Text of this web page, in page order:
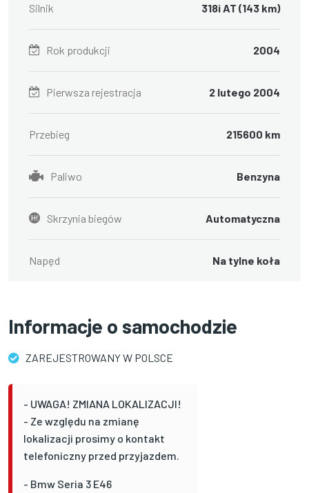
Silnik 318i AT (143 km)
Rok produkcji 2004
Pierwsza rejestracja 2 lutego 2004
Przebieg 215600 km
Paliwo Benzyna
Skrzynia biegów Automatyczna
Napęd Na tylne koła
Informacje o samochodzie
ZAREJESTROWANY W POLSCE
- UWAGA! ZMIANA LOKALIZACJI!
- Ze względu na zmianę
lokalizacji prosimy o kontakt
telefoniczny przed przyjazdem.
- Bmw Seria 3 E46